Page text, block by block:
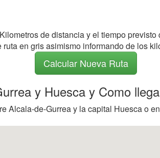
de distancia y el tiempo
en gris asimismo informando de los
Calcular Nueva Ruta
y Huesca y Como
Alcala-de-Gurrea y la capital Huesca o